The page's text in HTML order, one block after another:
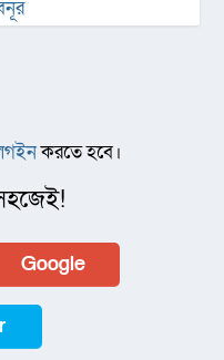
করতে হবে।
Google